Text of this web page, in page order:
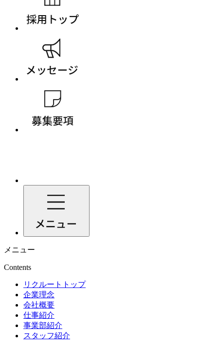
メニュー
Contents
リクルートトップ
企業理念
会社概要
仕事紹介
事業部紹介
スタッフ紹介